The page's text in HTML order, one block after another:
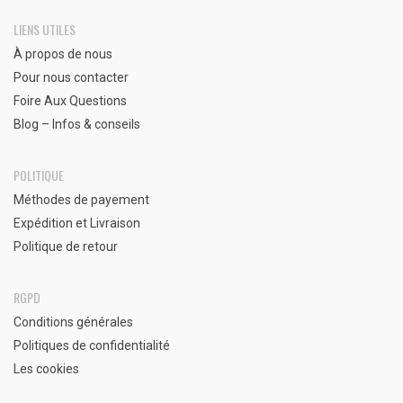
LIENS UTILES
À propos de nous
Pour nous contacter
Foire Aux Questions
Blog – Infos & conseils
POLITIQUE
Méthodes de payement
Expédition et Livraison
Politique de retour
RGPD
Conditions générales
Politiques de confidentialité
Les cookies